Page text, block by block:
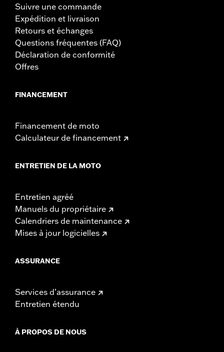
Suivre une commande
Expédition et livraison
Retours et échanges
Questions fréquentes (FAQ)
Déclaration de conformité
Offres
FINANCEMENT
Financement de moto
Calculateur de financement
ENTRETIEN DE LA MOTO
Entretien agréé
Manuels du propriétaire
Calendriers de maintenance
Mises à jour logicielles
ASSURANCE
Services d’assurance
Entretien étendu
À PROPOS DE NOUS